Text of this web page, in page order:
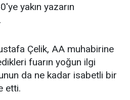
yakın yazarın
Çelik, AA muhabirine
fuarın yoğun ilgi
da ne kadar isabetli bir
etti.